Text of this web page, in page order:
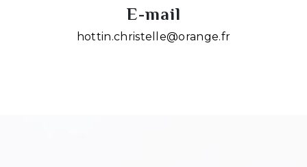
E-mail
hottin.christelle@orange.fr